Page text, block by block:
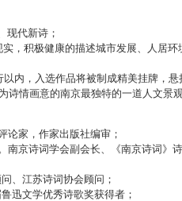
现代新诗；
，积极健康的描述城市发展、人居
内，入选作品将被制成精美挂牌，
诗情画意的南京最独特的一道人文
论家，作家出版社编审；
南京诗词学会副会长、《南京诗词》
、江苏诗词协会顾问；
迅文学优秀诗歌奖获得者；